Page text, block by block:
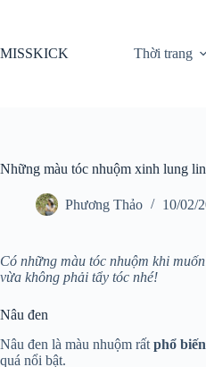
nội
MISSKICK Thời trang
Những màu tóc nhuộm xinh lung
Phương Thảo 10/02/
Có những màu tóc nhuộm khi
vừa không phải tẩy tóc nhé!
Nâu đen
Nâu đen là màu nhuộm rất phổ biến
quá nổi bật.